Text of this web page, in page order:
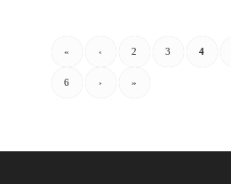
« ‹ 2 3 4
6 › »